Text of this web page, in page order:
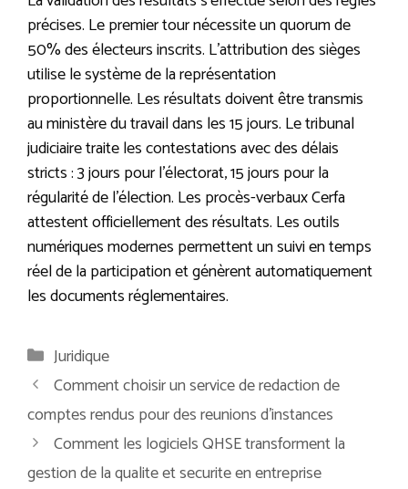
précises. Le premier tour nécessite un quorum de
50% des électeurs inscrits. L’attribution des sièges
utilise le système de la représentation
proportionnelle. Les résultats doivent être transmis
au ministère du travail dans les 15 jours. Le tribunal
judiciaire traite les contestations avec des délais
stricts : 3 jours pour l’électorat, 15 jours pour la
régularité de l’élection. Les procès-verbaux Cerfa
attestent officiellement des résultats. Les outils
numériques modernes permettent un suivi en temps
réel de la participation et génèrent automatiquement
les documents réglementaires.
Catégories
Juridique
Comment choisir un service de redaction de
comptes rendus pour des reunions d’instances
Comment les logiciels QHSE transforment la
gestion de la qualite et securite en entreprise